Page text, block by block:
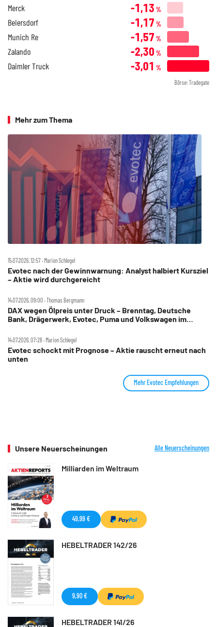
Merck -1,13 %
Beiersdorf -1,17 %
Munich Re -1,57 %
Zalando -2,30 %
Daimler Truck -3,01 %
Börse: Tradegate
Mehr zum Thema
15.07.2026, 12:57 ‧ Marion Schlegel
Evotec nach der Gewinnwarnung: Analyst halbiert Kursziel
– Aktie wird durchgereicht
14.07.2026, 09:00 ‧ Thomas Bergmann
DAX wegen Ölpreis unter Druck – Brenntag, Deutsche
Bank, Drägerwerk, Evotec, Puma und Volkswagen im
14.07.2026, 07:28 ‧ Marion Schlegel
Evotec schockt mit Prognose – Aktie rauscht erneut nach
unten
Mehr Evotec Empfehlungen
Unsere Neuerscheinungen Alle Neuerscheinungen
Milliarden im Weltraum
49,99 €
HEBELTRADER 142/26
9,90 €
HEBELTRADER 141/26